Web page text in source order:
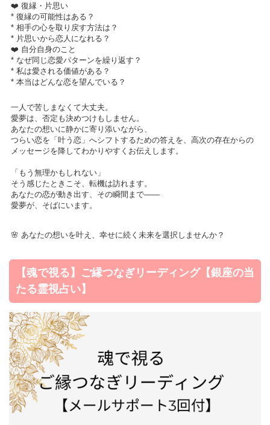
❤️ 復縁・片思い
* 復縁の可能性はある？
* 相手の心を取り戻す方法は？
* 片思いから恋人になれる？
❤️ 自分自身のこと
* なぜ同じ恋愛パターンを繰り返す？
* 私は愛される価値がある？
* 本当はどんな恋を望んでいる？
一人で苦しまなくて大丈夫。
愛夢は、否定も決めつけもしません。
あなたの想いに静かに寄り添いながら、
つらい恋を「叶う恋」へシフトするための答えを、高次の存在からの
メッセージを降してわかりやすくお伝えします。
「もう無理かもしれない」
そう感じたときこそ、転機は訪れます。
あなたの恋が動き出す、その瞬間まで――
愛夢が、そばにいます。
🌸 あなたの想いを叶え、幸せに続く未来を選択しませんか？
【魂で視る】ご縁つなぎリーディング【銀座の当
たる霊視占い】